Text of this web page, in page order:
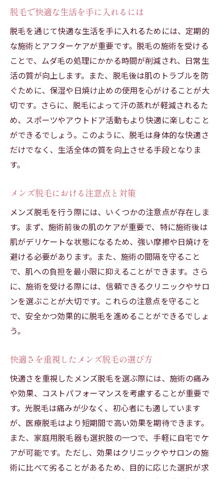
快適さを比較する脱毛器選び
安全な脱毛選び: 家庭用とサロン
家庭用脱毛器はメンズに向いているのか
快適な結果を求める脱毛器の選び方
医療脱毛と光脱毛の違いを解説
医療脱毛と光脱毛の効果的な違い
快適さを求める脱毛方法の選択
医療脱毛と光脱毛の特徴を比較
医療脱毛と光脱毛の選び方のポイント
メンズ脱毛で肌トラブルを防ぐ方法
肌トラブルを防ぐためのメンズ脱毛
快適な脱毛ライフを送るための注意点
肌を守るメンズ脱毛の実践法
メンズ脱毛で起こり得るトラブルの予防
肌を健康に保つための脱毛の工夫
メンズ脱毛で美肌を維持する方法
脱毛で快適な生活を手に入れるには
脱毛を通じて快適な生活を手に入れるためには、定期的
な施術とアフターケアが重要です。脱毛の施術を受ける
ことで、ムダ毛の処理にかかる時間が削減され、日常生
活の質が向上します。また、脱毛後は肌のトラブルを防
ぐために、保湿や日焼け止めの使用を心がけることが大
切です。さらに、脱毛によって汗の蒸れが軽減されるた
め、スポーツやアウトドア活動もより快適に楽しむこと
ができるでしょう。このように、脱毛は身体的な快適さ
だけでなく、生活全体の質を向上させる手段となりま
す。
メンズ脱毛における注意点と対策
メンズ脱毛を行う際には、いくつかの注意点が存在しま
す。まず、施術前後の肌のケアが重要で、特に施術後は
肌がデリケートな状態になるため、強い摩擦や日焼けを
避ける必要があります。また、施術の間隔を守ること
で、肌への負担を最小限に抑えることができます。さら
に、施術を受ける際には、信頼できるクリニックやサロ
ンを選ぶことが大切です。これらの注意点を守ること
で、安全かつ効果的に脱毛を進めることができるでしょ
う。
快適さを重視したメンズ脱毛の選び方
快適さを重視したメンズ脱毛を選ぶ際には、施術の痛み
や効果、コストパフォーマンスを考慮することが重要で
す。光脱毛は痛みが少なく、初心者にも適しています
が、医療脱毛はより短期間で高い効果を期待できます。
また、家庭用脱毛器も選択肢の一つで、手軽に自宅でケ
アが可能です。ただし、効果はクリニックやサロンの施
術に比べて劣ることがあるため、目的に応じた選択が求